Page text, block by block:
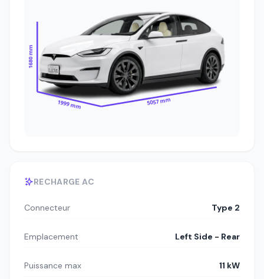
1680 mm
1999 mm 5057 mm
RECHARGE AC
Connecteur Type 2
Emplacement Left Side - Rear
Puissance max 11 kW